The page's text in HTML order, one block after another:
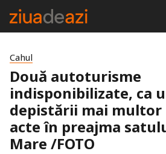
Cahul
Două autoturisme
indisponibilizate, ca
depistării mai multor
acte în preajma
Mare /FOTO